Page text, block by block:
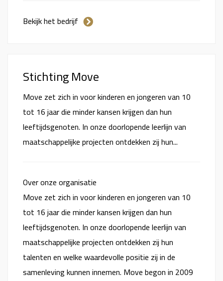
Bekijk het bedrijf
Stichting Move
Move zet zich in voor kinderen en jongeren van 10
tot 16 jaar die minder kansen krijgen dan hun
leeftijdsgenoten. In onze doorlopende leerlijn van
maatschappelijke projecten ontdekken zij hun...
Over onze organisatie
Move zet zich in voor kinderen en jongeren van 10
tot 16 jaar die minder kansen krijgen dan hun
leeftijdsgenoten. In onze doorlopende leerlijn van
maatschappelijke projecten ontdekken zij hun
talenten en welke waardevolle positie zij in de
samenleving kunnen innemen. Move begon in 2009